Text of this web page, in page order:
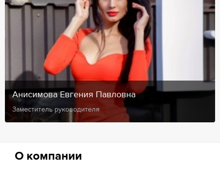
Анисимова Евгения Павловна
Заместитель руководителя
О компании